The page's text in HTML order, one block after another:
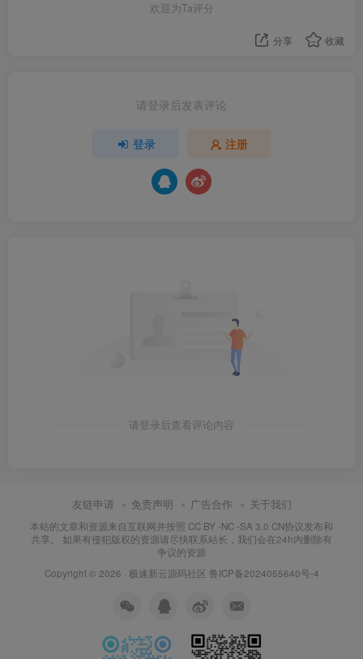
欢迎为Ta评分
分享 收藏
请登录后发表评论
登录 注册
请登录后查看评论内容
友链申请 免责声明 广告合作 关于我们
本站的文章和资源来自互联网并按照 CC BY -NC -SA 3.0 CN协议发布和
共享。 如果有侵犯版权的资源请尽快联系站长，我们会在24h内删除有
争议的资源
Copyright © 2026 · 极速新云源码社区 鲁ICP备2024055640号-4